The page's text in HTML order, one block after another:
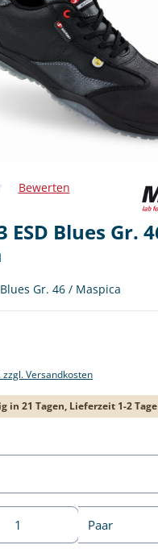
Bewertung von 0 von 5
Bewerten
ESD Blues Gr.
Gr. 46 / Maspica
zzgl. Versandkosten
in 21 Tagen, Lieferzeit 1-2 Tage
Gib denPaar